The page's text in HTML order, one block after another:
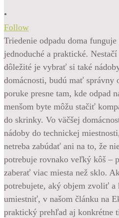
•
Follow
Triedenie odpadu doma
jednoduché a praktické.
dôležité je vybrať si také
domácnosti, budú mať správny
poruke presne tam, kde odpad
menšom byte môžu stačiť
do skrinky. Vo väčšej
nádoby do technickej
netreba zabúdať ani na to, že
potrebuje rovnako veľký kôš –
zaberať viac miesta než sklo.
potrebujete, aký objem zvoliť a
umiestniť, v našom článku na
praktický prehľad aj konkrétne